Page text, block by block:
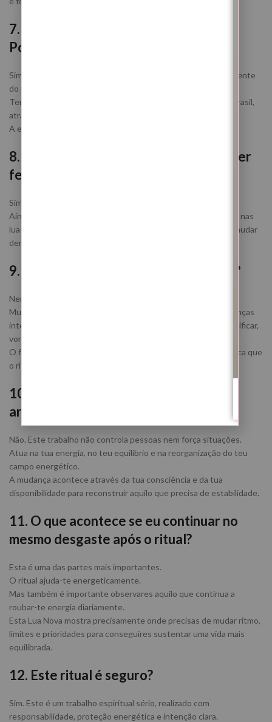
7. Posso participar estando fora de
Portugal?
Sim. Este ritual é feito à distância e funciona independentemente
do país onde te encontras.
Tenho participantes em vários pontos do mundo, incluindo Brasil,
através de PIX, e outros países.
A energia não tem fronteiras físicas.
8. Posso fazer este ritual mesmo sem ter
feito os anteriores?
Sim. Cada ritual atua de forma independente.
Ainda assim, este trabalho fecha um ciclo importante iniciado nas
luas anteriores e ajuda a consolidar aquilo que já começou a mudar
dentro de ti.
9. E se eu não sentir nada após o ritual?
Nem todas as pessoas sentem efeitos emocionais imediatos.
Muitas vezes esta Lua Nova atua através de pequenas mudanças
internas: mais calma, menos ansiedade, necessidade de simplificar,
vontade de descansar ou maior clareza.
O facto de não sentires algo intenso no momento não significa que
o ritual não esteja a atuar.
10. Este ritual interfere com o livre-
arbítrio?
Não. Este trabalho não controla pessoas nem força situações.
Atua na tua energia, no teu equilíbrio e na reorganização do teu
campo energético.
A mudança acontece através da tua consciência e da tua
disponibilidade para reconstruir aquilo que precisa de estabilidade.
11. O que acontece se eu continuar no
mesmo desgaste após o ritual?
Esta é uma das partes mais importantes.
O ritual ajuda-te energeticamente.
Mas também é importante observares aquilo que continua a
roubar-te energia diariamente.
Esta Lua Nova mostra precisamente onde precisas de mudar ritmo,
limites e prioridades para conseguires sustentar uma vida mais
equilibrada.
12. Este ritual é seguro?
Sim. Este é um trabalho espiritual sério, realizado com
responsabilidade, proteção energética e intenção clara.